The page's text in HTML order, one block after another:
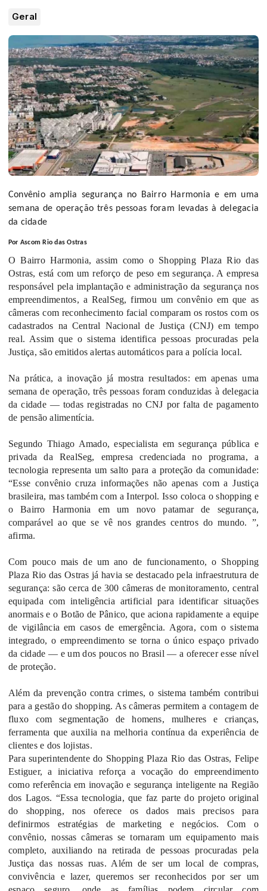
Geral
Convênio amplia segurança no Bairro Harmonia e em uma
semana de operação três pessoas foram levadas à delegacia
da cidade
Por Ascom Rio das Ostras
O Bairro Harmonia, assim como o Shopping Plaza Rio das
Ostras, está com um reforço de peso em segurança. A empresa
responsável pela implantação e administração da segurança nos
empreendimentos, a RealSeg, firmou um convênio em que as
câmeras com reconhecimento facial comparam os rostos com os
cadastrados na Central Nacional de Justiça (CNJ) em tempo
real. Assim que o sistema identifica pessoas procuradas pela
Justiça, são emitidos alertas automáticos para a polícia local.
Na prática, a inovação já mostra resultados: em apenas uma
semana de operação, três pessoas foram conduzidas à delegacia
da cidade — todas registradas no CNJ por falta de pagamento
de pensão alimentícia.
Segundo Thiago Amado, especialista em segurança pública e
privada da RealSeg, empresa credenciada no programa, a
tecnologia representa um salto para a proteção da comunidade:
“Esse convênio cruza informações não apenas com a Justiça
brasileira, mas também com a Interpol. Isso coloca o shopping e
o Bairro Harmonia em um novo patamar de segurança,
comparável ao que se vê nos grandes centros do mundo. ”,
afirma.
Com pouco mais de um ano de funcionamento, o Shopping
Plaza Rio das Ostras já havia se destacado pela infraestrutura de
segurança: são cerca de 300 câmeras de monitoramento, central
equipada com inteligência artificial para identificar situações
anormais e o Botão de Pânico, que aciona rapidamente a equipe
de vigilância em casos de emergência. Agora, com o sistema
integrado, o empreendimento se torna o único espaço privado
da cidade — e um dos poucos no Brasil — a oferecer esse nível
de proteção.
Além da prevenção contra crimes, o sistema também contribui
para a gestão do shopping. As câmeras permitem a contagem de
fluxo com segmentação de homens, mulheres e crianças,
ferramenta que auxilia na melhoria contínua da experiência de
clientes e dos lojistas.
Para superintendente do Shopping Plaza Rio das Ostras, Felipe
Estiguer, a iniciativa reforça a vocação do empreendimento
como referência em inovação e segurança inteligente na Região
dos Lagos. “Essa tecnologia, que faz parte do projeto original
do shopping, nos oferece os dados mais precisos para
definirmos estratégias de marketing e negócios. Com o
convênio, nossas câmeras se tornaram um equipamento mais
completo, auxiliando na retirada de pessoas procuradas pela
Justiça das nossas ruas. Além de ser um local de compras,
convivência e lazer, queremos ser reconhecidos por ser um